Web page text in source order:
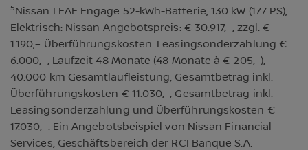
5Nissan LEAF Engage 52-kWh-Batterie, 130 kW (177 PS),
Elektrisch: Nissan Angebotspreis: € 30.917,–, zzgl. €
1.190,– Überführungskosten. Leasingsonderzahlung €
6.000,–, Laufzeit 48 Monate (48 Monate à € 205,–),
40.000 km Gesamtlaufleistung, Gesamtbetrag inkl.
Überführungskosten € 11.030,–, Gesamtbetrag inkl.
Leasingsonderzahlung und Überführungskosten €
17.030,–. Ein Angebotsbeispiel von Nissan Financial
Services, Geschäftsbereich der RCI Banque S.A.